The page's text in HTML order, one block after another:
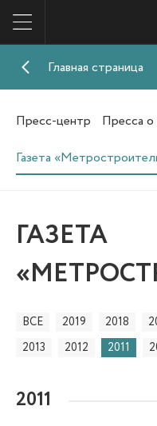
Главная страница
Пресс-центр Пресса о
Газета
ГАЗЕТА
ВСЕ 2019 2018
2013
2012 2011
2011